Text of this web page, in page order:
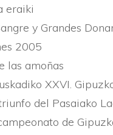
eraiki
y Grandes
2005
las amoñas
XXVI.
del Pasaiako
de